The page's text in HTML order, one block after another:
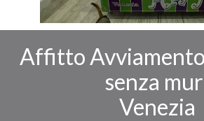
Affitto
senza
Venezia